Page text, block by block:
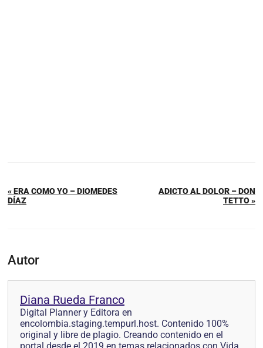
« ERA COMO YO – DIOMEDES
DÍAZ
ADICTO AL DOLOR – DON
TETTO »
Autor
Diana Rueda Franco
Digital Planner y Editora en
encolombia.staging.tempurl.host. Contenido 100%
original y libre de plagio. Creando contenido en el